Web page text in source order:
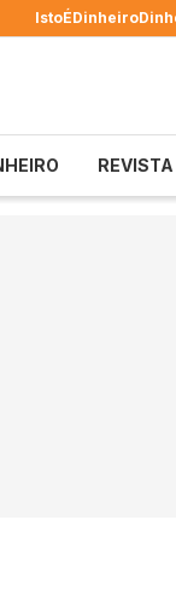
IstoÉDinheiro
REVISTA